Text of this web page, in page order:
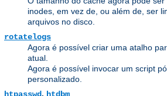
inodes, em vez de, ou além de, ser
arquivos no disco.
rotatelogs
Agora é possível criar uma atalho
atual.
Agora é possível invocar um script
personalizado.
htpasswd, htdbm